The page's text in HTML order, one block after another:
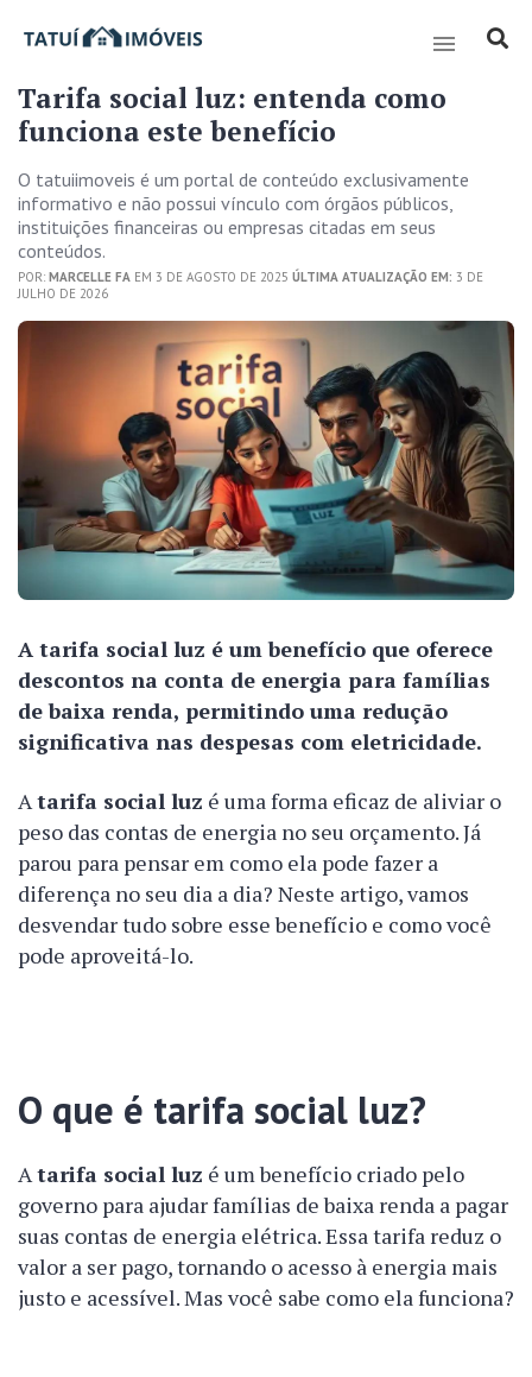
Tarifa social luz: entenda como
funciona este benefício
O tatuiimoveis é um portal de conteúdo exclusivamente
informativo e não possui vínculo com órgãos públicos,
instituições financeiras ou empresas citadas em seus
conteúdos.
POR: MARCELLE FA EM 3 DE AGOSTO DE 2025 ÚLTIMA ATUALIZAÇÃO EM: 3 DE
JULHO DE 2026
A tarifa social luz é um benefício que oferece
descontos na conta de energia para famílias
de baixa renda, permitindo uma redução
significativa nas despesas com eletricidade.
Atarifa social luz é uma forma eficaz de aliviar o
peso das contas de energia no seu orçamento. Já
parou para pensar em como ela pode fazer a
diferença no seu dia a dia? Neste artigo, vamos
desvendar tudo sobre esse benefício e como você
pode aproveitá-lo.
O que é tarifa social luz?
Atarifa social luz é um benefício criado pelo
governo para ajudar famílias de baixa renda a pagar
suas contas de energia elétrica. Essa tarifa reduz o
valor a ser pago, tornando o acesso à energia mais
justo e acessível. Mas você sabe como ela funciona?